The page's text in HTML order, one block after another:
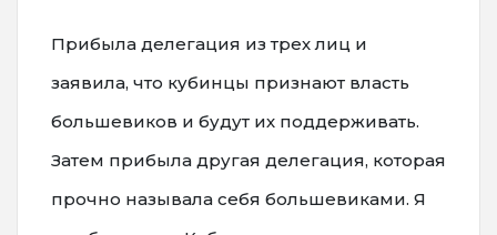
Прибыла делегация из трех лиц и
заявила, что кубинцы признают власть
большевиков и будут их поддерживать.
Затем прибыла другая делегация, которая
прочно называла себя большевиками. Я